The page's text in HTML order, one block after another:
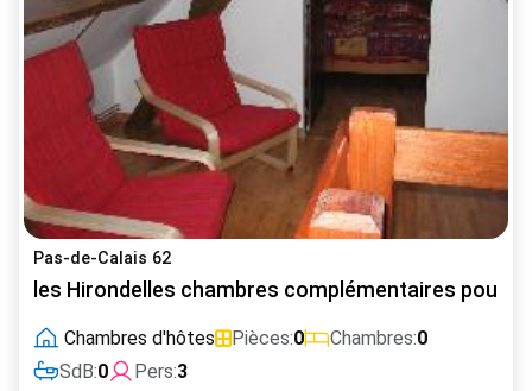
Pas-de-Calais 62
les Hirondelles chambres complémentaires pour 4
Chambres d'hôtes Pièces:0 Chambres:0
SdB:0 Pers:3